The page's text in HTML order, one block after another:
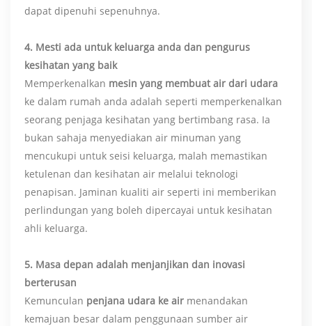
dapat dipenuhi sepenuhnya.
4. Mesti ada untuk keluarga anda dan pengurus
kesihatan yang baik
Memperkenalkan mesin yang membuat air dari udara
ke dalam rumah anda adalah seperti memperkenalkan
seorang penjaga kesihatan yang bertimbang rasa. Ia
bukan sahaja menyediakan air minuman yang
mencukupi untuk seisi keluarga, malah memastikan
ketulenan dan kesihatan air melalui teknologi
penapisan. Jaminan kualiti air seperti ini memberikan
perlindungan yang boleh dipercayai untuk kesihatan
ahli keluarga.
5. Masa depan adalah menjanjikan dan inovasi
berterusan
Kemunculan penjana udara ke air menandakan
kemajuan besar dalam penggunaan sumber air